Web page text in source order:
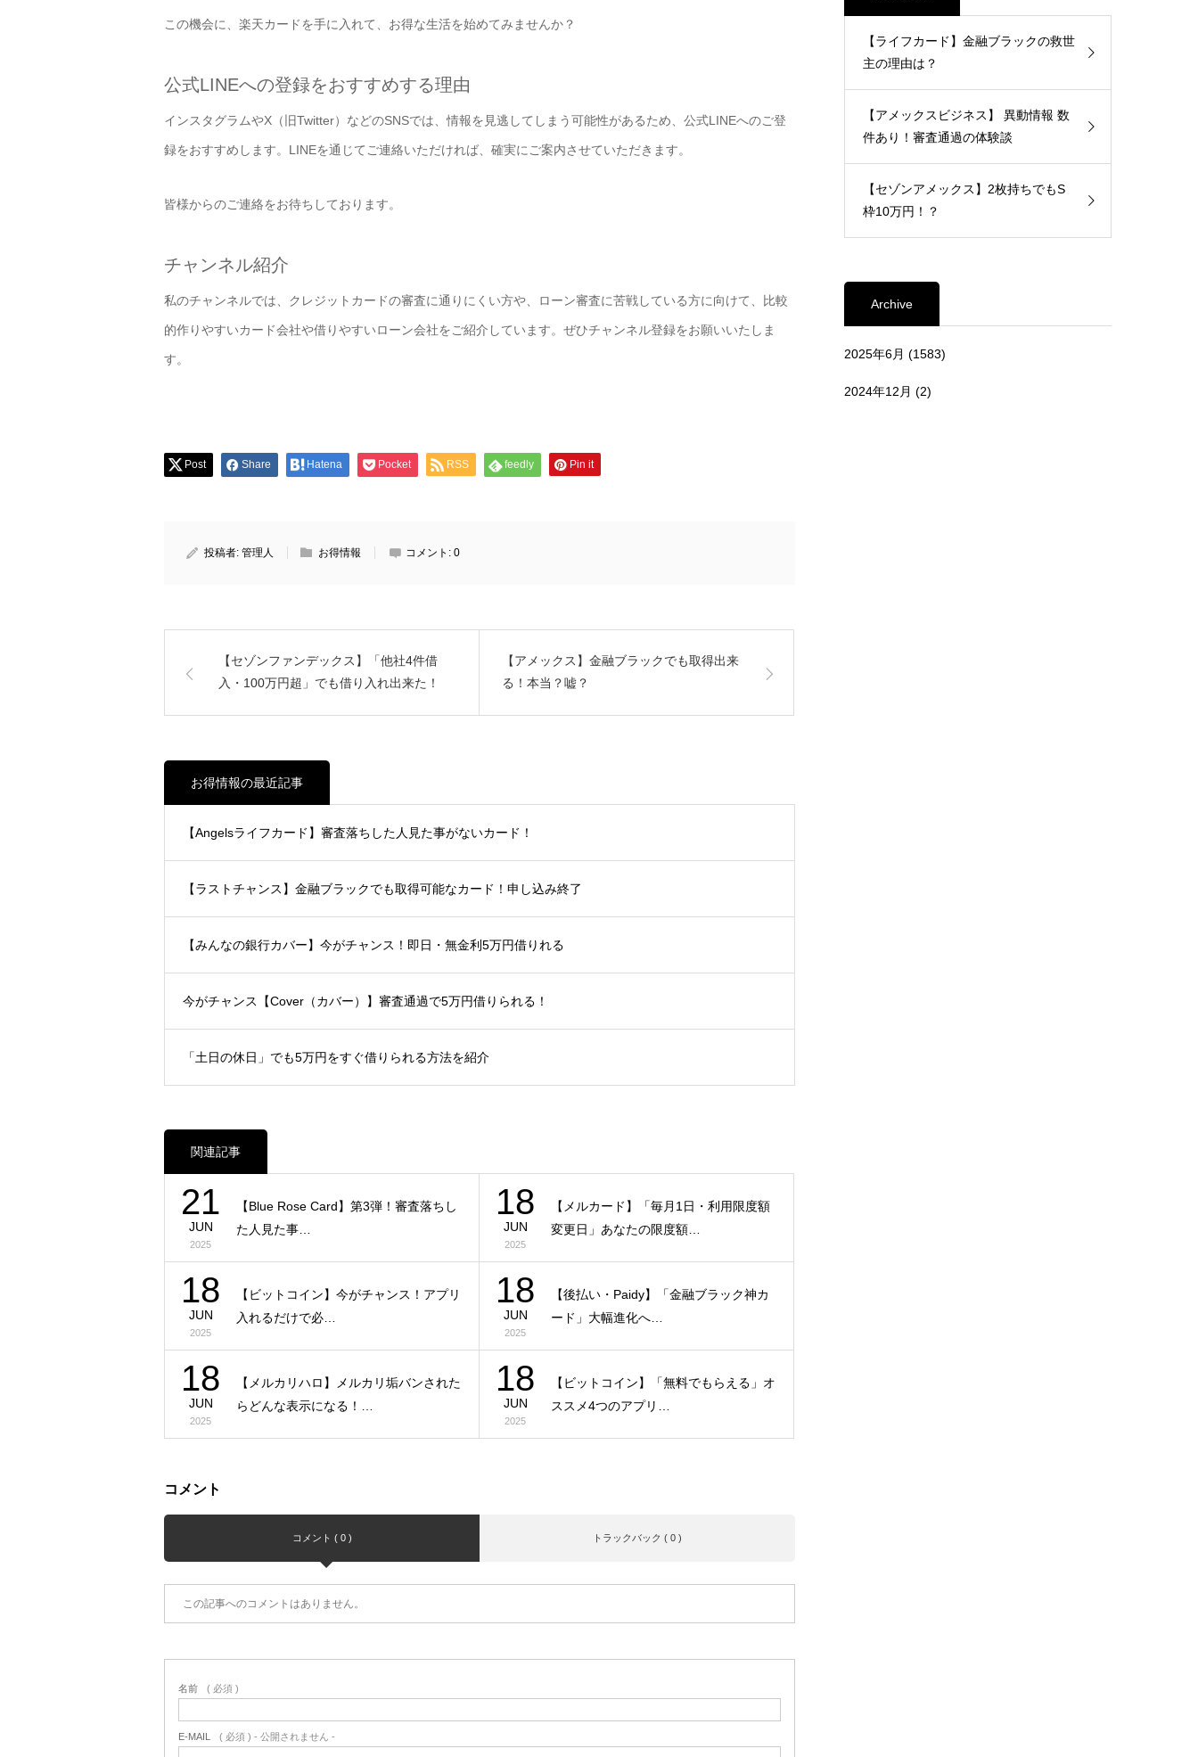
この機会に、楽天カードを手に入れて、お得な生活を始めてみませんか？
公式LINEへの登録をおすすめする理由
インスタグラムやX（旧Twitter）などのSNSでは、情報を見逃してしまう可能性があるため、公式LINEへのご登
録をおすすめします。LINEを通じてご連絡いただければ、確実にご案内させていただきます。
皆様からのご連絡をお待ちしております。
チャンネル紹介
私のチャンネルでは、クレジットカードの審査に通りにくい方や、ローン審査に苦戦している方に向けて、比較
的作りやすいカード会社や借りやすいローン会社をご紹介しています。ぜひチャンネル登録をお願いいたしま
す。
Post Share Hatena Pocket RSS feedly Pin it
投稿者: 管理人 お得情報 コメント: 0
【セゾンファンデックス】「他社4件借
入・100万円超」でも借り入れ出来た！
【アメックス】金融ブラックでも取得出来
る！本当？嘘？
お得情報の最近記事
【Angelsライフカード】審査落ちした人見た事がないカード！
【ラストチャンス】金融ブラックでも取得可能なカード！申し込み終了
【みんなの銀行カバー】今がチャンス！即日・無金利5万円借りれる
今がチャンス【Cover（カバー）】審査通過で5万円借りられる！
「土日の休日」でも5万円をすぐ借りられる方法を紹介
関連記事
21
JUN
2025
【Blue Rose Card】第3弾！審査落ちし
た人見た事…
18
JUN
2025
【メルカード】「毎月1日・利用限度額
変更日」あなたの限度額…
18
JUN
2025
【ビットコイン】今がチャンス！アプリ
入れるだけで必…
18
JUN
2025
【後払い・Paidy】「金融ブラック神カ
ード」大幅進化へ…
18
JUN
2025
【メルカリハロ】メルカリ垢バンされた
らどんな表示になる！…
18
JUN
2025
【ビットコイン】「無料でもらえる」オ
ススメ4つのアプリ…
コメント
コメント ( 0 ) トラックバック ( 0 )
この記事へのコメントはありません。
名前 ( 必須 )
E-MAIL ( 必須 ) - 公開されません -
【ライフカード】金融ブラックの救世
主の理由は？
【アメックスビジネス】 異動情報 数
件あり！審査通過の体験談
【セゾンアメックス】2枚持ちでもS
枠10万円！？
Archive
2025年6月 (1583)
2024年12月 (2)